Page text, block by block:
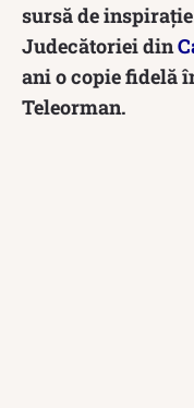
sursă de
Judecătoriei din
ani o copie fidelă
Teleorman.